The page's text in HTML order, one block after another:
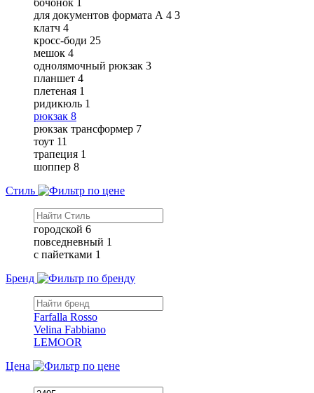
для документов формата А 4 3
клатч 4
кросс-боди 25
мешок 4
однолямочный рюкзак 3
планшет 4
плетеная 1
ридикюль 1
рюкзак 8
рюкзак трансформер 7
тоут 11
трапеция 1
шоппер 8
Стиль
городской 6
повседневный 1
с пайетками 1
Бренд
Farfalla Rosso
Velina Fabbiano
LEMOOR
Цена